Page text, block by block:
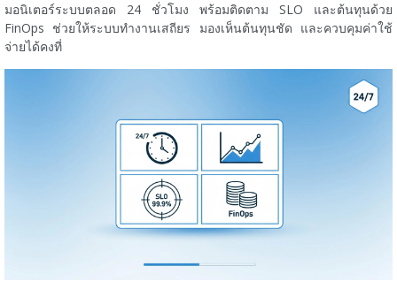
มอนิเตอร์ระบบตลอด 24 ชั่วโมง พร้อมติดตาม SLO และต้นทุนด้วย
FinOps ช่วยให้ระบบทำงานเสถียร มองเห็นต้นทุนชัด และควบคุมค่าใช้
จ่ายได้คงที่